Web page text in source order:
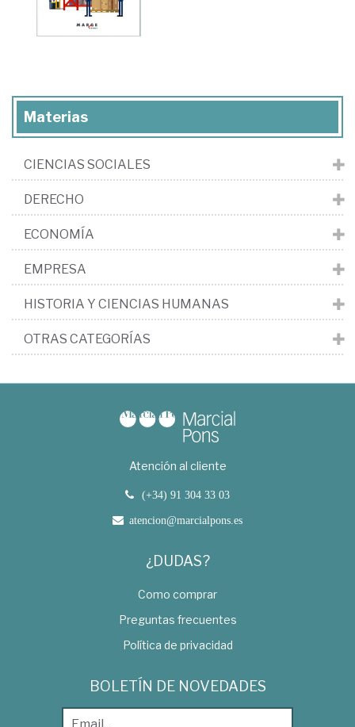
Materias
CIENCIAS SOCIALES
DERECHO
ECONOMÍA
EMPRESA
HISTORIA Y CIENCIAS HUMANAS
OTRAS CATEGORÍAS
Atención al cliente
(+34) 91 304 33 03
atencion@marcialpons.es
¿DUDAS?
Como comprar
Preguntas frecuentes
Política de privacidad
BOLETÍN DE NOVEDADES